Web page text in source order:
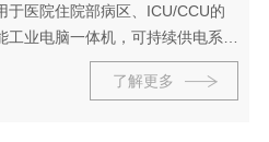
于医院住院部病区、ICU/CCU的
业电脑一体机，可持续供电系统
与护理工作，并通过无线接入的方
了解更多